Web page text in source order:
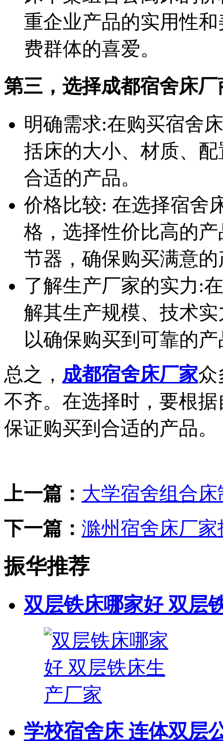
重企业产品的实用性
费群体的喜爱。
第三，选择成都宿舍床
明确需求:在购买宿舍
括床的大小、材质、
合适的产品。
价格比较: 在选择宿舍
格，选择性价比高的
节器，确保购买满意
了解生产厂家的实力:
解其生产规模、技术
以确保购买到可靠的
总之， 成都宿舍床厂家众
不齐。在选择时，要根
保证购买到合适的产品。
上一篇： 大学宿舍组合
下一篇： 滁州宿舍床厂家
振华推荐
双层铁床哪家好 双层
学校宿舍床 连体双层